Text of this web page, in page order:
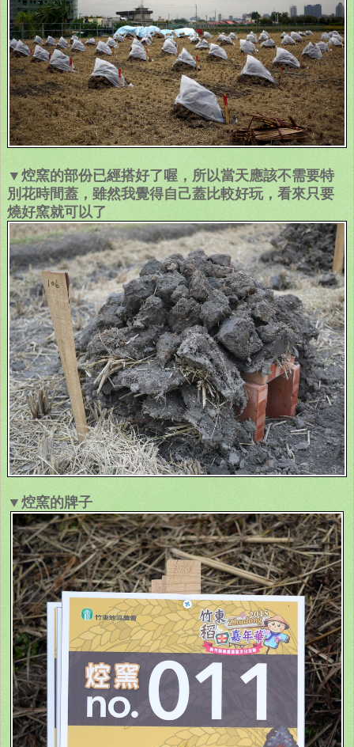
▼焢窯的部份已經搭好了喔，所以當天應該不需要特
別花時間蓋，雖然我覺得自己蓋比較好玩，看來只要
燒好窯就可以了
▼焢窯的牌子